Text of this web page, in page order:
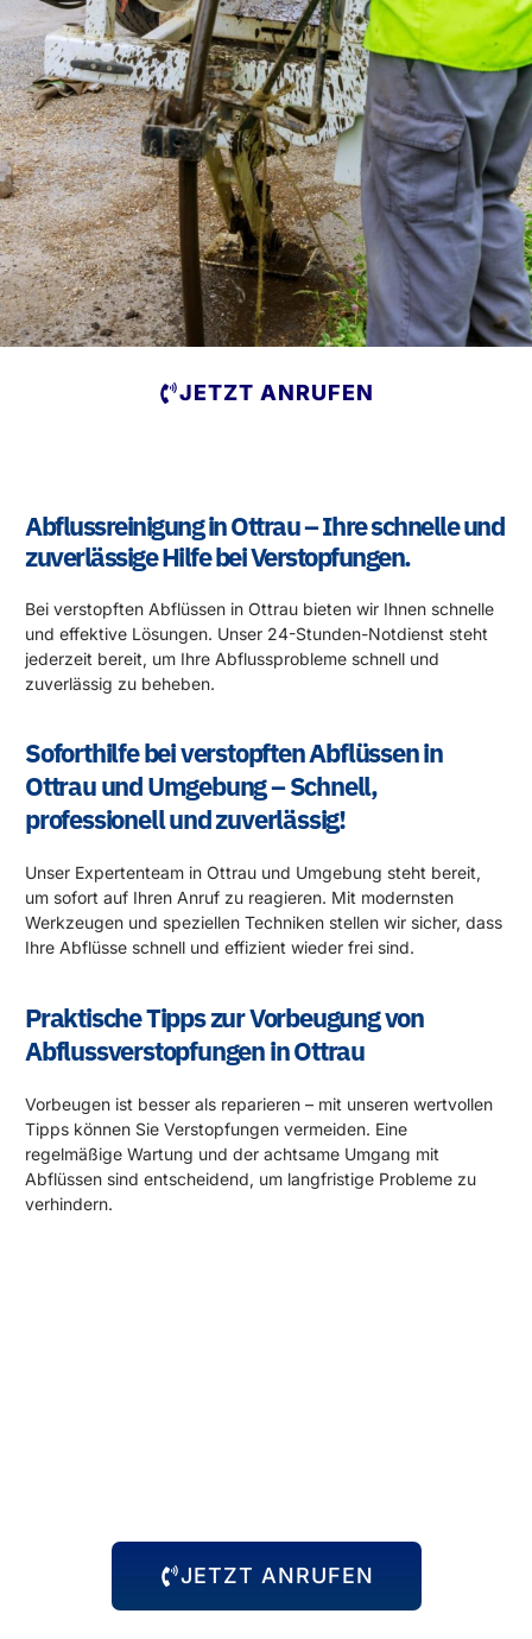
JETZT ANRUFEN
Abflussreinigung in Ottrau – Ihre schnelle und
zuverlässige Hilfe bei Verstopfungen.
Bei verstopften Abflüssen in Ottrau bieten wir Ihnen schnelle
und effektive Lösungen. Unser 24-Stunden-Notdienst steht
jederzeit bereit, um Ihre Abflussprobleme schnell und
zuverlässig zu beheben.
Soforthilfe bei verstopften Abflüssen in
Ottrau und Umgebung – Schnell,
professionell und zuverlässig!
Unser Expertenteam in Ottrau und Umgebung steht bereit,
um sofort auf Ihren Anruf zu reagieren. Mit modernsten
Werkzeugen und speziellen Techniken stellen wir sicher, dass
Ihre Abflüsse schnell und effizient wieder frei sind.
Praktische Tipps zur Vorbeugung von
Abflussverstopfungen in Ottrau
Vorbeugen ist besser als reparieren – mit unseren wertvollen
Tipps können Sie Verstopfungen vermeiden. Eine
regelmäßige Wartung und der achtsame Umgang mit
Abflüssen sind entscheidend, um langfristige Probleme zu
verhindern.
JETZT ANRUFEN